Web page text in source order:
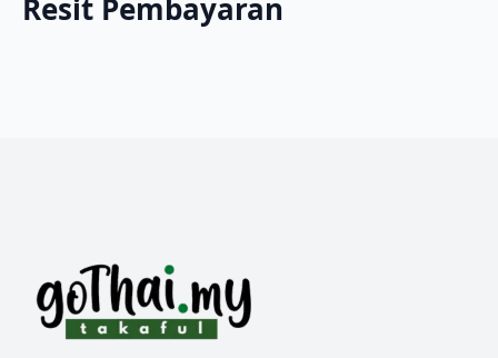
Resit Pembayaran